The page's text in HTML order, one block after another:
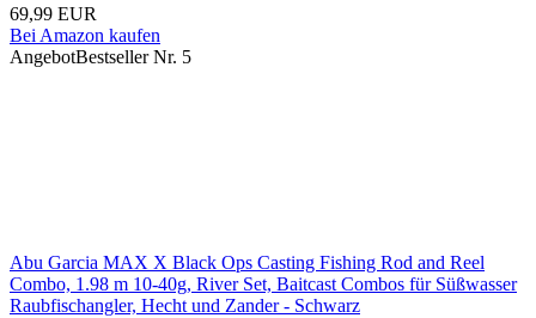
69,99 EUR
Bei Amazon kaufen
AngebotBestseller Nr. 5
Abu Garcia MAX X Black Ops Casting Fishing Rod and Reel
Combo, 1.98 m 10-40g, River Set, Baitcast Combos für Süßwasser
Raubfischangler, Hecht und Zander - Schwarz